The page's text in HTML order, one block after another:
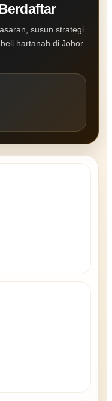
susun strategi
hartanah di Johor